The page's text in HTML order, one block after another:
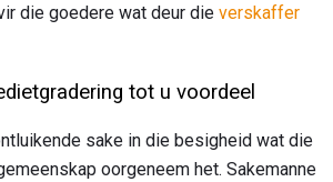
die goedere wat deur die verskaffer
tot u voordeel
sake in die besigheid wat die
oorgeneem het. Sakemanne